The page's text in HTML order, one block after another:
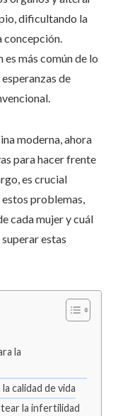
dificultando la
concepción.
más común de lo
de
moderna, ahora
para hacer frente
es crucial
problemas,
cada mujer y cuál
estas
la
calidad de vida
la infertilidad